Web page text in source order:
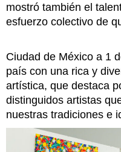
mostró también el
esfuerzo colectivo de
Ciudad de México a 1
país con una rica y
artística, que destaca
distinguidos artistas
nuestras tradiciones e